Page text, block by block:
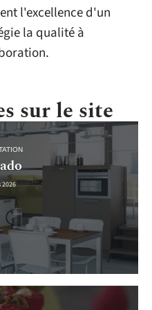
l'excellence d'un
la qualité à
sur le site
2026